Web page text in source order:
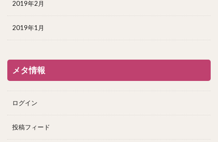
2019年2月
2019年1月
メタ情報
ログイン
投稿フィード